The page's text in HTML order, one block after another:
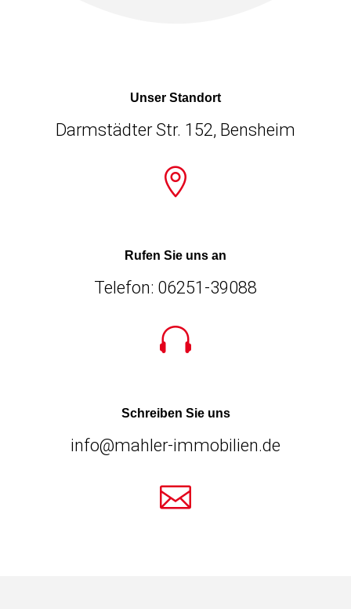
Unser Standort
Darmstädter Str. 152, Bensheim

Rufen Sie uns an
Telefon: 06251-39088

Schreiben Sie uns
info@mahler-immobilien.de
